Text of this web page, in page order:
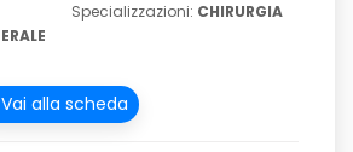
Specializzazioni: CHIRURGIA
Vai alla scheda